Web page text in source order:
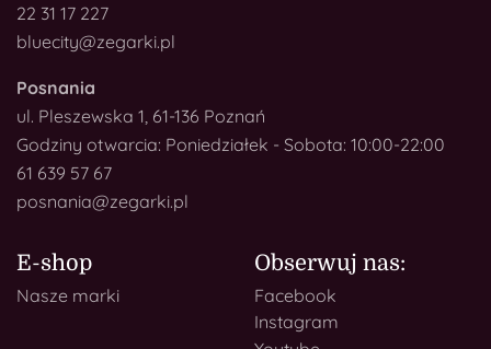
22 31 17 227
bluecity@zegarki.pl
Posnania
ul. Pleszewska 1, 61-136 Poznań
Godziny otwarcia: Poniedziałek - Sobota: 10:00-22:00
61 639 57 67
posnania@zegarki.pl
E-shop
Nasze marki
Obserwuj nas:
Facebook
Instagram